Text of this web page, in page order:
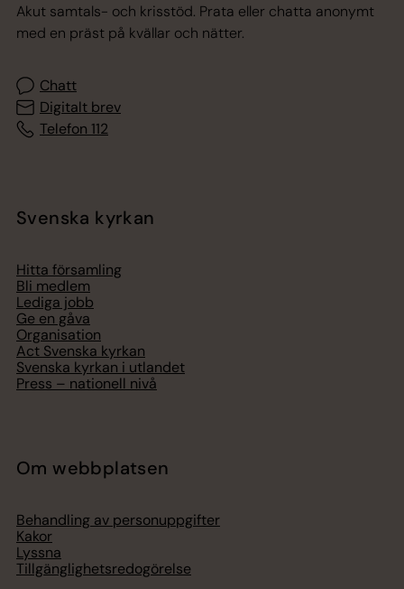
Akut samtals- och krisstöd. Prata eller chatta anonymt
med en präst på kvällar och nätter.
Chatt
Digitalt brev
Telefon 112
Svenska kyrkan
Hitta församling
Bli medlem
Lediga jobb
Ge en gåva
Organisation
Act Svenska kyrkan
Svenska kyrkan i utlandet
Press – nationell nivå
Om webbplatsen
Behandling av personuppgifter
Kakor
Lyssna
Tillgänglighetsredogörelse